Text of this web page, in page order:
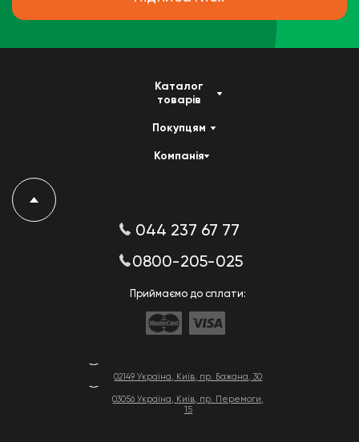
02149 Україна, Київ, пр. Бажана, 30
03056 Україна, Київ, пр. Перемоги,
15
Каталог
товарів
Покупцям
Компанія
044 237 67 77
0800-205-025
Приймаємо до сплати: